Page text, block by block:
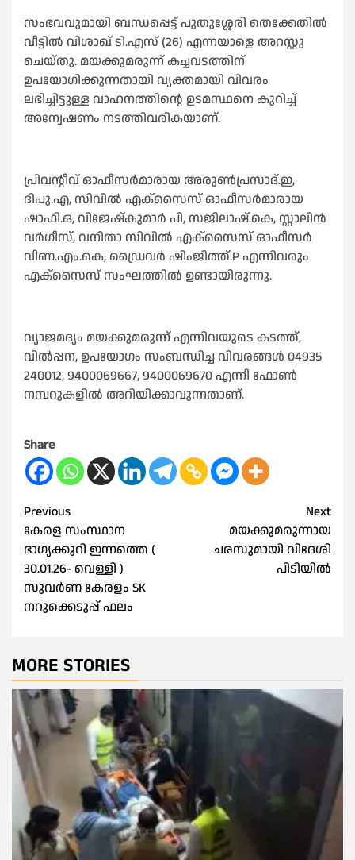
സംഭവവുമായി ബന്ധപ്പെട്ട് പുതുശ്ശേരി തെക്കേതിൽ
വീട്ടിൽ വിശാഖ് ടി.എസ് (26) എന്നയാളെ അറസ്റ്റു
ചെയ്തു. മയക്കുമരുന്ന് കച്ചവടത്തിന്‌
ഉപയോഗിക്കുന്നതായി വ്യക്തമായി വിവരം
ലഭിച്ചിട്ടുള്ള വാഹനത്തിന്റെ ഉടമസ്ഥനെ കുറിച്ച്
അന്വേഷണം നടത്തിവരികയാണ്.
പ്രിവന്റീവ് ഓഫീസർമാരായ അരുൺപ്രസാദ്.ഇ,
ദിപു.എ, സിവിൽ എക്സൈസ് ഓഫീസർമാരായ
ഷാഫി.ഒ, വിജേഷ്കുമാർ പി, സജിലാഷ്.കെ, സ്റ്റാലിൻ
വർഗീസ്, വനിതാ സിവിൽ എക്സൈസ് ഓഫീസർ
വീണ.എം.കെ, ഡ്രൈവർ ഷിംജിത്ത്.P എന്നിവരും
എക്സൈസ് സംഘത്തിൽ ഉണ്ടായിരുന്നു.
വ്യാജമദ്യം മയക്കുമരുന്ന് എന്നിവയുടെ കടത്ത്,
വിൽപ്പന, ഉപയോഗം സംബന്ധിച്ച വിവരങ്ങൾ 04935
240012, 9400069667, 9400069670 എന്നീ ഫോൺ
നമ്പറുകളിൽ അറിയിക്കാവുന്നതാണ്.
Share
Post
navigation
Previous
കേരള സംസ്ഥാന
ഭാഗ്യക്കുറി ഇന്നത്തെ (
30.01.26- വെള്ളി )
സുവർണ കേരളം SK
നറുക്കെടുപ്പ് ഫലം
Next
മയക്കുമരുന്നായ
ചരസുമായി വിദേശി
പിടിയില്‍
MORE STORIES